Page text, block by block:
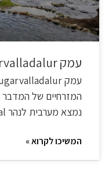
עמק Laugarvalladalur
המזרחיים של המדבר
נמצא מערבית לנהר Jökulsá á Dal כ-20
המשיכו לקרוא »